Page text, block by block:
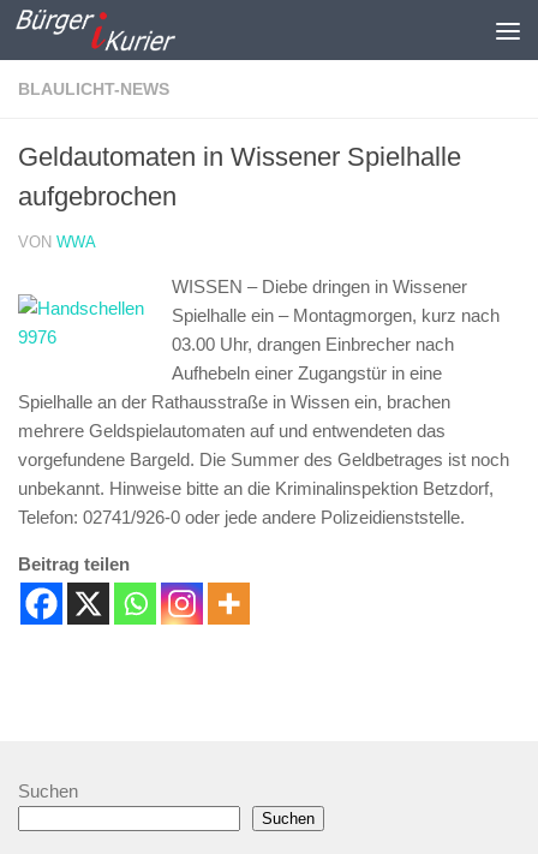
Zum Inhalt springen
BLAULICHT-NEWS
Geldautomaten in Wissener Spielhalle
aufgebrochen
VON WWA
WISSEN – Diebe dringen in Wissener
Spielhalle ein –Montagmorgen, kurz nach
03.00 Uhr, drangen Einbrecher nach
Aufhebeln einer Zugangstür in eine
Spielhalle an der Rathausstraße in Wissen ein, brachen
mehrere Geldspielautomaten auf und entwendeten das
vorgefundene Bargeld. Die Summer des Geldbetrages ist noch
unbekannt. Hinweise bitte an die Kriminalinspektion Betzdorf,
Telefon: 02741/926-0 oder jede andere Polizeidienststelle.
Beitrag teilen
Suchen
Suchen